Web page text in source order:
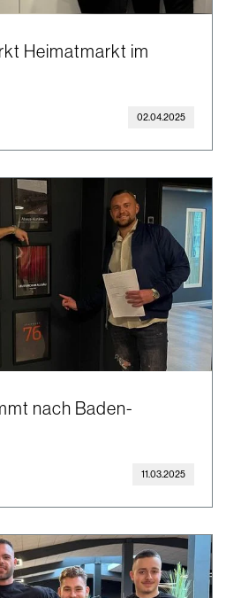
Heimatmarkt im
02.04.2025
nach Baden-
11.03.2025